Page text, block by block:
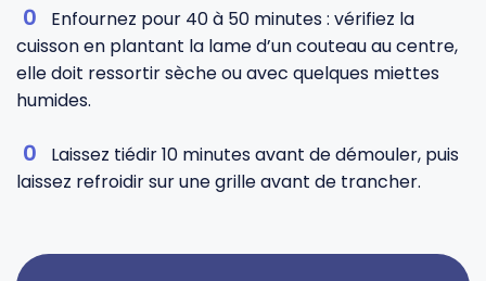
Enfournez pour 40 à 50 minutes : vérifiez la
cuisson en plantant la lame d’un couteau au centre,
elle doit ressortir sèche ou avec quelques miettes
humides.
Laissez tiédir 10 minutes avant de démouler, puis
laissez refroidir sur une grille avant de trancher.